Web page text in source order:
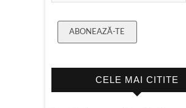
ABONEAZĂ-TE
CELE MAI CITITE